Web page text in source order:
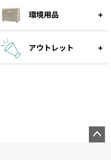
環境用品
アウトレット